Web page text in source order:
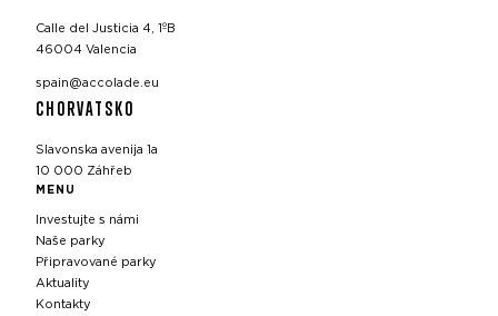
Calle del Justicia 4, 1ºB
46004 Valencia
spain@accolade.eu
CHORVATSKO
Slavonska avenija 1a
10 000 Záhřeb
MENU
Investujte s námi
Naše parky
Připravované parky
Aktuality
Kontakty